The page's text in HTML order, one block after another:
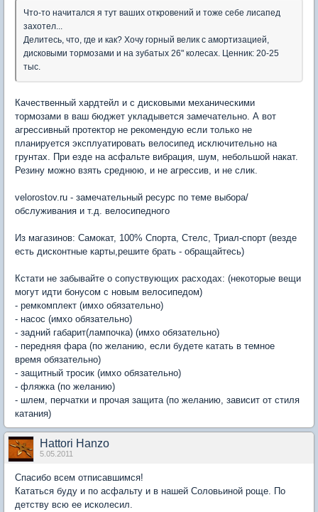
Что-то начитался я тут ваших откровений и тоже себе лисапед
захотел...
Делитесь, что, где и как? Хочу горный велик с амортизацией,
дисковыми тормозами и на зубатых 26" колесах. Ценник: 20-25
тыс.
Качественный хардтейл и с дисковыми механическими
тормозами в ваш бюджет укладывется замечательно. А вот
агрессивный протектор не рекомендую если только не
планируется эксплуатировать велосипед исключительно на
грунтах. При езде на асфальте вибрация, шум, небольшой накат.
Резину можно взять среднюю, и не агрессив, и не слик.
velorostov.ru - замечательный ресурс по теме выбора/
обслуживания и т.д. велосипедного
Из магазинов: Самокат, 100% Спорта, Стелс, Триал-спорт (везде
есть дисконтные карты,решите брать - обращайтесь)
Кстати не забывайте о сопуствующих расходах: (некоторые вещи
могут идти бонусом с новым велосипедом)
- ремкомплект (имхо обязательно)
- насос (имхо обязательно)
- задний габарит(лампочка) (имхо обязательно)
- передняя фара (по желанию, если будете катать в темное
время обязательно)
- защитный тросик (имхо обязательно)
- фляжка (по желанию)
- шлем, перчатки и прочая защита (по желанию, зависит от стиля
катания)
Hattori Hanzo
5.05.2011
Спасибо всем отписавшимся!
Кататься буду и по асфальту и в нашей Соловьиной роще. По
детству всю ее исколесил.